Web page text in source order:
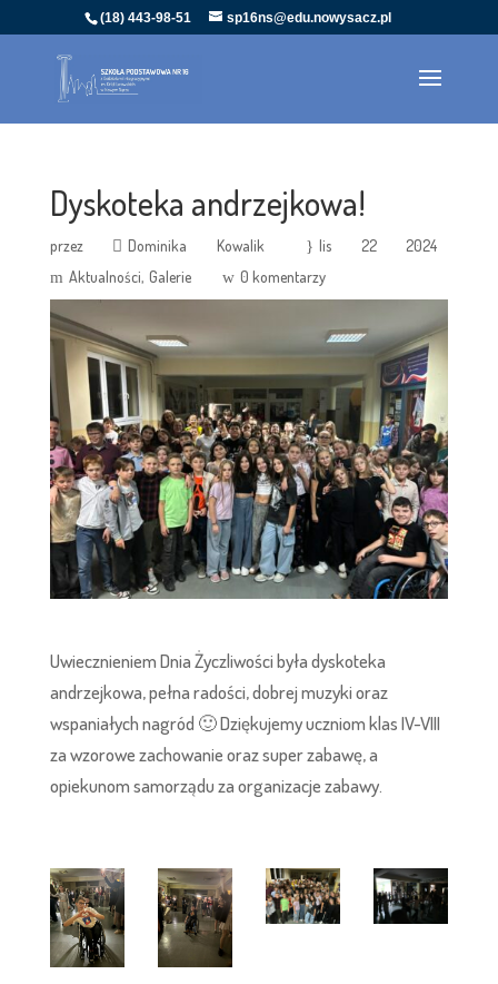
(18) 443-98-51 sp16ns@edu.nowysacz.pl
Dyskoteka andrzejkowa!
przez Dominika Kowalik
lis 22 2024
Aktualności Galerie 0 komentarzy
Uwiecznieniem Dnia Życzliwości była dyskoteka
andrzejkowa, pełna radości, dobrej muzyki oraz
wspaniałych nagród 🙂 Dziękujemy uczniom klas IV-VIII
za wzorowe zachowanie oraz super zabawę, a
opiekunom samorządu za organizacje zabawy.